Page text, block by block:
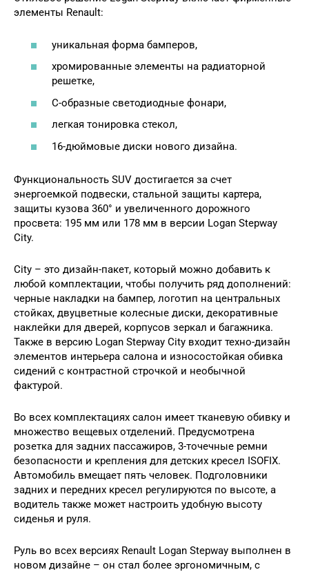
элементы Renault:
уникальная форма бамперов,
хромированные элементы на радиаторной
решетке,
С-образные светодиодные фонари,
легкая тонировка стекол,
16-дюймовые диски нового дизайна.
Функциональность SUV достигается за счет
энергоемкой подвески, стальной защиты картера,
защиты кузова 360° и увеличенного дорожного
просвета: 195 мм или 178 мм в версии Logan Stepway
City.
City – это дизайн-пакет, который можно добавить к
любой комплектации, чтобы получить ряд дополнений:
черные накладки на бампер, логотип на центральных
стойках, двуцветные колесные диски, декоративные
наклейки для дверей, корпусов зеркал и багажника.
Также в версию Logan Stepway City входит техно-дизайн
элементов интерьера салона и износостойкая обивка
сидений с контрастной строчкой и необычной
фактурой.
Во всех комплектациях салон имеет тканевую обивку и
множество вещевых отделений. Предусмотрена
розетка для задних пассажиров, 3-точечные ремни
безопасности и крепления для детских кресел ISOFIX.
Автомобиль вмещает пять человек. Подголовники
задних и передних кресел регулируются по высоте, а
водитель также может настроить удобную высоту
сиденья и руля.
Руль во всех версиях Renault Logan Stepway выполнен в
новом дизайне – он стал более эргономичным, с